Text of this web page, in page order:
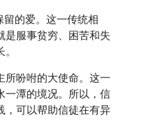
的爱。这一传统相
是服事贫穷、困苦和失
所吩咐的大使命。这一
一潭的境况。所以，信
，可以帮助信徒在有异